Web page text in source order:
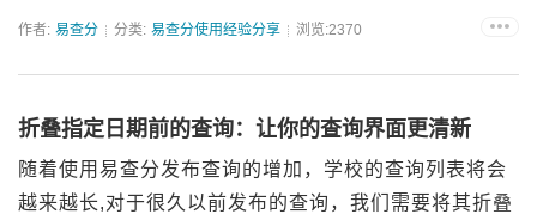
己的成绩后，还能填写老师的反馈表，给老师留言等，
作者: 易查分 分类: 易查分使用经验分享 浏览:2370
折叠指定日期前的查询：让你的查询界面更清新
随着使用易查分发布查询的增加，学校的查询列表将会
越来越长,对于很久以前发布的查询，我们需要将其折叠